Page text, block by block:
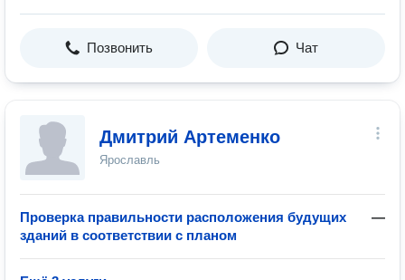
Позвонить Чат
Дмитрий Артеменко
Ярославль
Проверка правильности расположения будущих
зданий в соответствии с планом
—